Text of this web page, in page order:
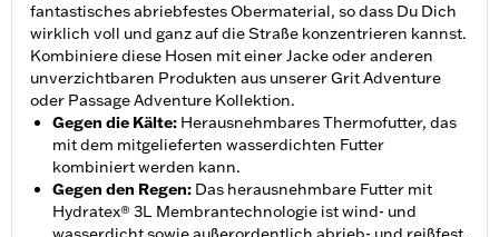
fantastisches abriebfestes Obermaterial, so dass Du Dich
wirklich voll und ganz auf die Straße konzentrieren kannst.
Kombiniere diese Hosen mit einer Jacke oder anderen
unverzichtbaren Produkten aus unserer Grit Adventure
oder Passage Adventure Kollektion.
Gegen die Kälte: Herausnehmbares Thermofutter, das
mit dem mitgelieferten wasserdichten Futter
kombiniert werden kann.
Gegen den Regen: Das herausnehmbare Futter mit
Hydratex® 3L Membrantechnologie ist wind- und